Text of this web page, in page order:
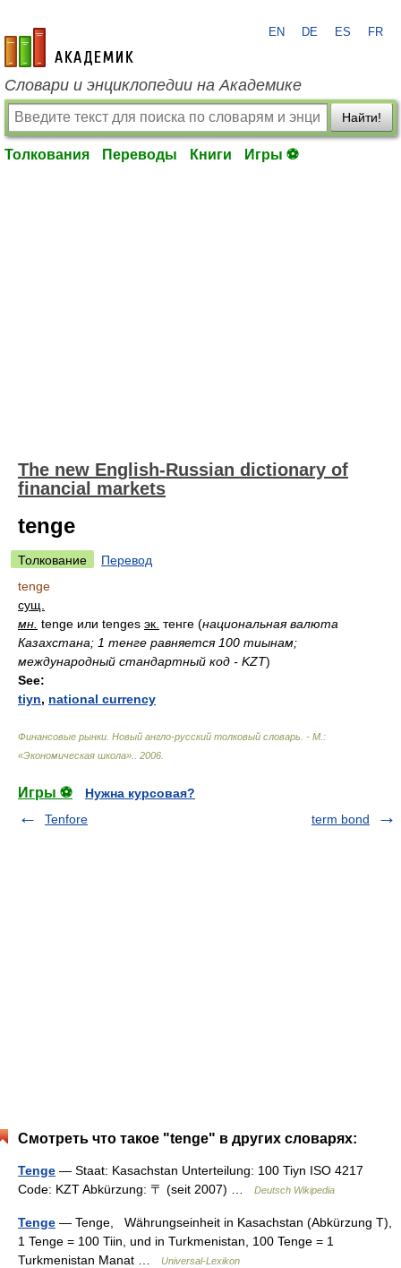
academic.ru
EN DE ES FR
Словари и энциклопедии на Академике
Найти!
Толкования Переводы Книги Игры ⚽
The new English-Russian dictionary of
financial markets
tenge
Толкование
Перевод
tenge
сущ.
мн. tenge или tenges эк. тенге (национальная валюта
Казахстана; 1 тенге равняется 100 тиынам;
международный стандартный код - KZT)
See:
tiyn, national currency
Финансовые рынки. Новый англо-русский толковый словарь. - М.:
«Экономическая школа».
2006
Игры ⚽
Нужна курсовая?
Tenfore
term bond
Смотреть что такое "tenge" в других словарях:
Tenge — Staat: Kasachstan Unterteilung: 100 Tiyn ISO 4217
Code: KZT Abkürzung: 〒 (seit 2007) …
Deutsch Wikipedia
Tenge — Tenge, Währungseinheit in Kasachstan (Abkürzung T),
1 Tenge = 100 Tiin, und in Turkmenistan, 100 Tenge = 1
Turkmenistan Manat …
Universal-Lexikon